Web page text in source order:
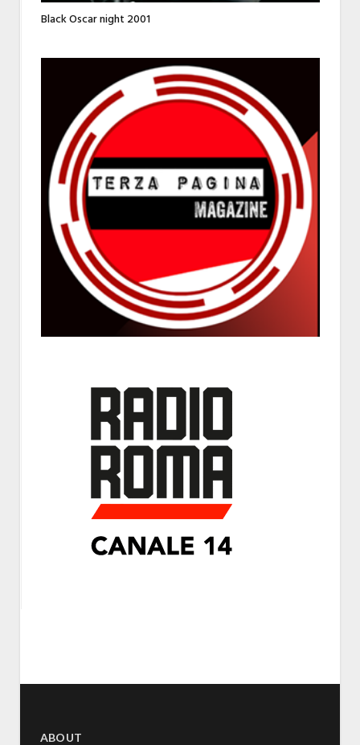
Black Oscar night 2001
ABOUT